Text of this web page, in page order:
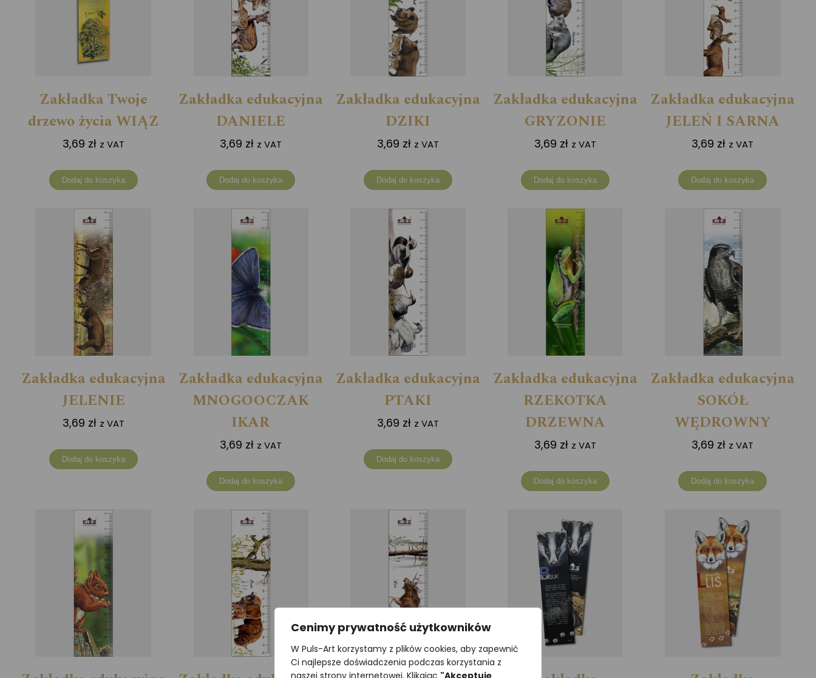
Cenimy prywatność użytkowników
W Puls-Art korzystamy z plików cookies, aby zapewnić
Ci najlepsze doświadczenia podczas korzystania z
naszej strony internetowej. Klikając "Akceptuję
Zakładka Twoje
drzewo życia WIĄZ
3,69 zł z VAT
Dodaj do koszyka
Zakładka edukacyjna
DANIELE
3,69 zł z VAT
Dodaj do koszyka
Zakładka edukacyjna
DZIKI
3,69 zł z VAT
Dodaj do koszyka
Zakładka edukacyjna
GRYZONIE
3,69 zł z VAT
Dodaj do koszyka
Zakładka edukacyjna
JELEŃ I SARNA
3,69 zł z VAT
Dodaj do koszyka
Zakładka edukacyjna
JELENIE
3,69 zł z VAT
Dodaj do koszyka
Zakładka edukacyjna
MNOGOOCZAK
IKAR
3,69 zł z VAT
Dodaj do koszyka
Zakładka edukacyjna
PTAKI
3,69 zł z VAT
Dodaj do koszyka
Zakładka edukacyjna
RZEKOTKA
DRZEWNA
3,69 zł z VAT
Dodaj do koszyka
Zakładka edukacyjna
SOKÓŁ
WĘDROWNY
3,69 zł z VAT
Dodaj do koszyka